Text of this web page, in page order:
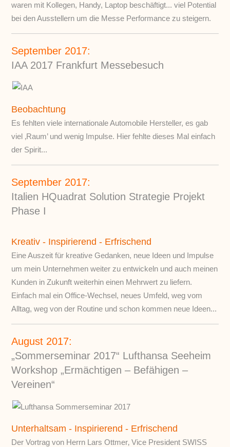
waren mit Kollegen, Handy, Laptop beschäftigt... viel Potential
bei den Ausstellern um die Messe Performance zu steigern.
September 2017:
IAA 2017 Frankfurt Messebesuch
Beobachtung
Es fehlten viele internationale Automobile Hersteller, es gab
viel ‚Raum’ und wenig Impulse. Hier fehlte dieses Mal einfach
der Spirit...
September 2017:
Italien HQuadrat Solution Strategie Projekt
Phase I
Kreativ - Inspirierend - Erfrischend
Eine Auszeit für kreative Gedanken, neue Ideen und Impulse
um mein Unternehmen weiter zu entwickeln und auch meinen
Kunden in Zukunft weiterhin einen Mehrwert zu liefern.
Einfach mal ein Office-Wechsel, neues Umfeld, weg vom
Alltag, weg von der Routine und schon kommen neue Ideen...
August 2017:
„Sommerseminar 2017“ Lufthansa Seeheim
Workshop „Ermächtigen – Befähigen –
Vereinen“
Unterhaltsam - Inspirierend - Erfrischend
Der Vortrag von Herrn Lars Ottmer‚ Vice President SWISS